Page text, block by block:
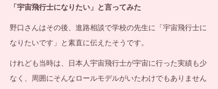
「宇宙飛行士になりたい」と言ってみた
野口さんはその後、進路相談で学校の先生に「宇宙飛行士に
なりたいです」と素直に伝えたそうです。
けれども当時は、日本人宇宙飛行士が宇宙に行った実績も少
なく、周囲にそんなロールモデルがいたわけでもありません